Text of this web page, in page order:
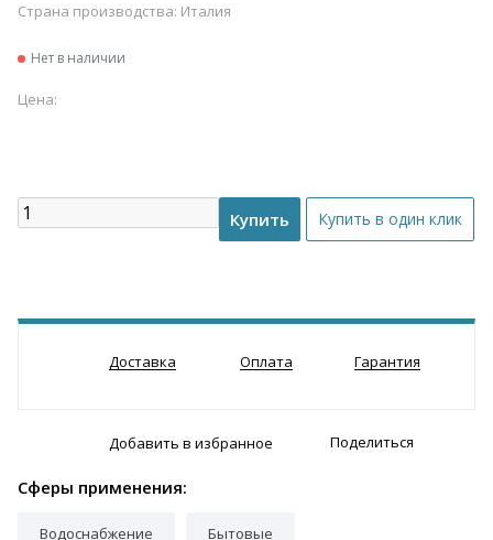
Страна производства: Италия
Нет в наличии
Цена:
Доставка Оплата Гарантия
Добавить в избранное Поделиться
Сферы применения:
Водоснабжение Бытовые